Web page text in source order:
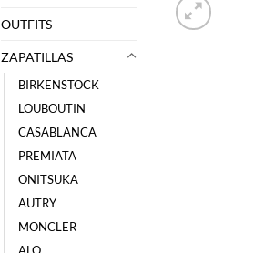
OUTFITS
ZAPATILLAS
BIRKENSTOCK
LOUBOUTIN
CASABLANCA
PREMIATA
ONITSUKA
AUTRY
MONCLER
ALO